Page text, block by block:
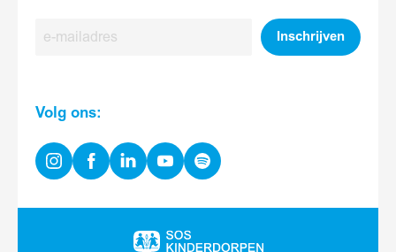
E-
Inschrijven
Volg ons:
InstagramFacebookLinkedinYoutubeSpotify